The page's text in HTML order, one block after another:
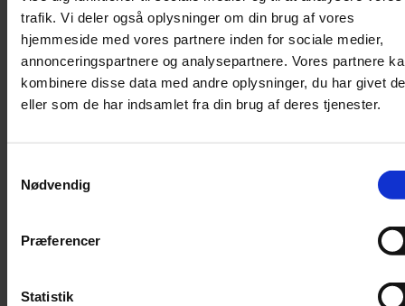
trafik. Vi deler også oplysninger om din brug af vores
hjemmeside med vores partnere inden for sociale medier,
annonceringspartnere og analysepartnere. Vores partnere
kombinere disse data med andre oplysninger, du har givet
eller som de har indsamlet fra din brug af deres tjenester.
Nødvendig
Præferencer
Statistik
Kattetegn
Kattetoilet
Kattetoilet
Selvrensende toilet